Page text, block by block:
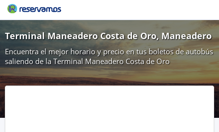
Terminal Maneadero Costa de Oro, Maneadero
Encuentra el mejor horario y precio en tus boletos de autobús
saliendo de la Terminal Maneadero Costa de Oro